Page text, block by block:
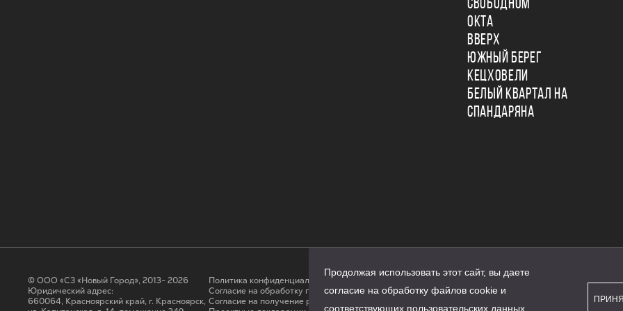
СВОБОДНОМ
ОКТА
ВВЕРХ
ЮЖНЫЙ БЕРЕГ
КЕЦХОВЕЛИ
БЕЛЫЙ КВАРТАЛ НА
СПАНДАРЯНА
© ООО «СЗ «Новый Город», 2013- 2026
Юридический адрес:
660064, Красноярский край, г. Красноярск,
Политика конфиденциальности
Согласие на обработку персональных данных
Cогласие на получение рассылки
Продолжая использовать этот сайт, вы даете
согласие на обработку файлов cookie и
соответствующих пользовательских данных